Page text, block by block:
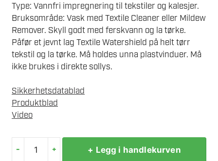
Type: Vannfri impregnering til tekstiler og kalesjer.
Bruksområde: Vask med Textile Cleaner eller Mildew
Remover. Skyll godt med ferskvann og la tørke.
Påfør et jevnt lag Textile Watershield på helt tørr
tekstil og la tørke. Må holdes unna plastvinduer. Må
ikke brukes i direkte sollys.
Sikkerhetsdatablad
Produktblad
Video
-
TEXTILE
+ + Legg i handlekurven